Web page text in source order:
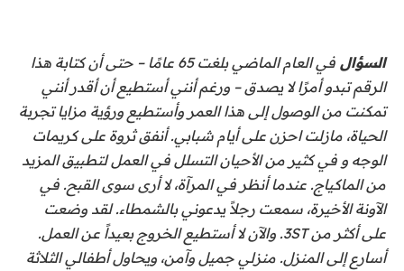
السؤال
في العام الماضي بلغت 65 عامًا – حتى أن كتابة هذا
الرقم تبدو أمرًا لا يصدق – ورغم أنني أستطيع أن أقدر أنني
تمكنت من الوصول إلى هذا العمر وأستطيع ورؤية مزايا تجربة
الحياة، مازلتاحزن على أيام شبابي. أنفق ثروة على كريمات
الوجه و في كثير من الأحيان التسلل في العمللتطبيق المزيد
من الماكياج. عندما أنظر في المرآة، لا أرى سوى القبح. في
الآونة الأخيرة، سمعت رجلاً يدعوني بالشمطاء. لقد وضعت
على أكثر من 3ST. والآن لا أستطيع الخروج بعيداً عن العمل.
أسارع إلى المنزل. منزلي جميل وآمن، ويحاول أطفالي الثلاثة